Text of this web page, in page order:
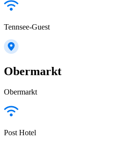
Tennsee-Guest
Obermarkt
Obermarkt
Post Hotel